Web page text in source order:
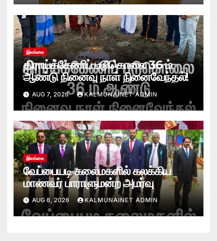
இலங்கை
திராய்க்கேணிப் படுகொலை 36 ம்
ஆண்டு நினைவு நாள் நினைவேந்தல்!
AUG 7, 2026 KALMUNAINET ADMIN
இலங்கை
வேப்பையடி கலைமகளில் கலக்கிய
மாணவர் பாராளுமன்ற அமர்வு
AUG 6, 2026 KALMUNAINET ADMIN